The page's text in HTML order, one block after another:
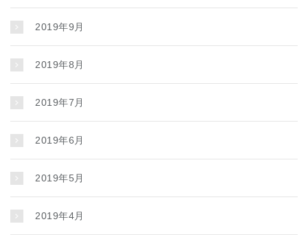
2019年9月
2019年8月
2019年7月
2019年6月
2019年5月
2019年4月